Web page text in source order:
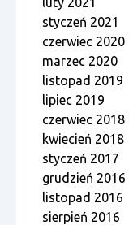
styczeń 2021
czerwiec 2020
marzec 2020
listopad 2019
lipiec 2019
czerwiec 2018
kwiecień 2018
styczeń 2017
grudzień 2016
listopad 2016
sierpień 2016